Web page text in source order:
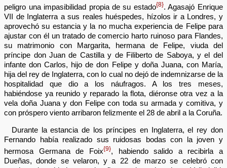
peligro una impasibilidad propia de su estado{8}. Agasajó Enrique
VII de Inglaterra a sus reales huéspedes, hízolos ir a Londres, y
aprovechó su estancia y la no mucha experiencia de Felipe para
ajustar con él un tratado de comercio harto ruinoso para Flandes,
su matrimonio con Margarita, hermana de Felipe, viuda del
príncipe don Juan de Castilla y de Filiberto de Saboya, y el del
infante don Carlos, hijo de don Felipe y doña Juana, con María,
hija del rey de Inglaterra, con lo cual no dejó de indemnizarse de la
hospitalidad que dio a los náufragos. A los tres meses,
habiéndose ya reunido y reparado la flota, diéronse otra vez a la
vela doña Juana y don Felipe con toda su armada y comitiva, y
con próspero viento arribaron felizmente el 28 de abril a la Coruña.
Durante la estancia de los príncipes en Inglaterra, el rey don
Fernando había realizado sus ruidosas bodas con la joven y
hermosa Germana de Foix{9}, habiendo salido a recibirla a
Dueñas, donde se velaron, y a 22 de marzo se celebró con